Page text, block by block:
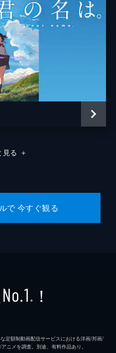
見る ＋
で 今すぐ観る
No.1 ※ ！
定額制動画配信サービスにおける洋画/邦画/
ニメを調査。別途、有料作品あり。